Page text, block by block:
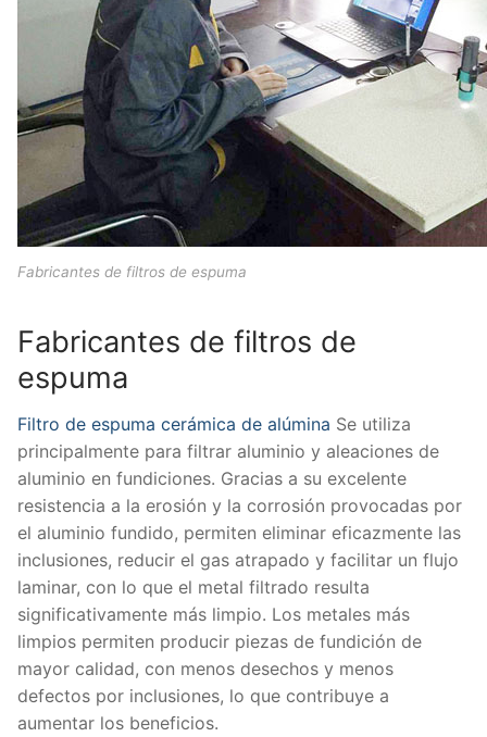
Fabricantes de filtros de espuma
Fabricantes de filtros de
espuma
Filtro de espuma cerámica de alúmina Se utiliza
principalmente para filtrar aluminio y aleaciones de
aluminio en fundiciones. Gracias a su excelente
resistencia a la erosión y la corrosión provocadas por
el aluminio fundido, permiten eliminar eficazmente las
inclusiones, reducir el gas atrapado y facilitar un flujo
laminar, con lo que el metal filtrado resulta
significativamente más limpio. Los metales más
limpios permiten producir piezas de fundición de
mayor calidad, con menos desechos y menos
defectos por inclusiones, lo que contribuye a
aumentar los beneficios.